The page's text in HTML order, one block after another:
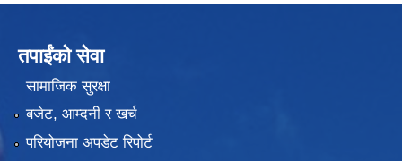
तपाईंको सेवा
सामाजिक सुरक्षा
बजेट, आम्दनी र खर्च
परियोजना अपडेट रिपोर्ट